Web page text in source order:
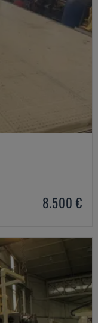
8.500 €